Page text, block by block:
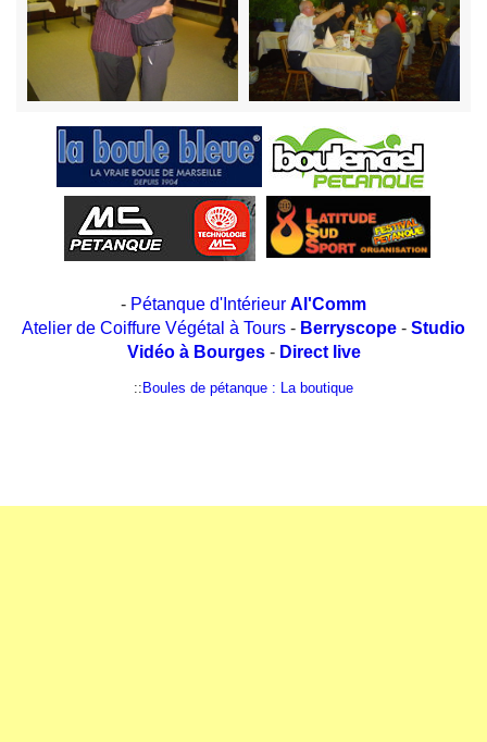
- Pétanque d'Intérieur Al'Comm
Atelier de Coiffure Végétal à Tours - Berryscope - Studio
Vidéo à Bourges- Direct live
:: Boules de pétanque : La boutique